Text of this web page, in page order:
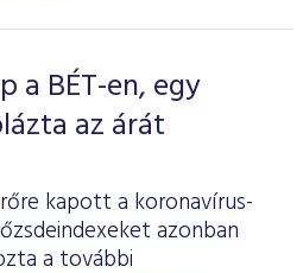
a BÉT-en, egy
az árát
kapott a koronavírus-
azonban
a további